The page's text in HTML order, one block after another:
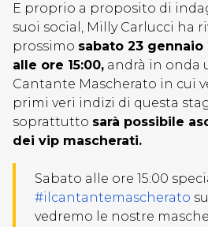
E proprio a proposito di
suoi social, Milly Carlucci ha
prossimo sabato 23 gennaio
alle ore 15:00, andrà in onda
Cantante Mascherato in cui
primi veri indizi di questa
soprattutto sarà possibile
dei vip mascherati.
Sabato alle ore 15:00
#ilcantantemascherato su
vedremo le nostre